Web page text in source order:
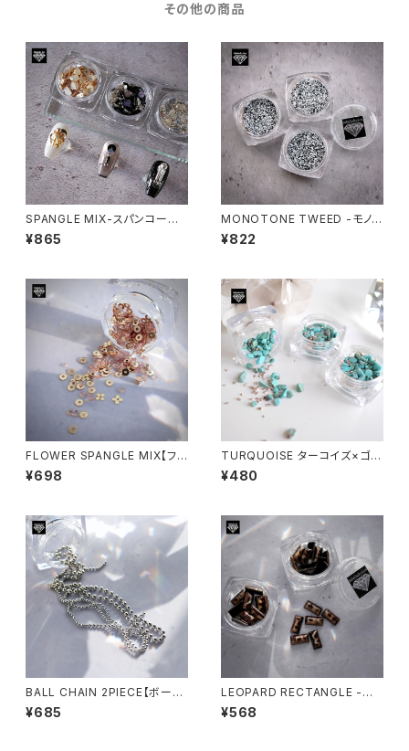
その他の商品
SPANGLE MIX-スパンコール
ミックス-
¥865
MONOTONE TWEED -モノト
ーンツィードパウダー-
¥822
FLOWER SPANGLE MIX【フラ
ワースパンコールミックス】
¥698
TURQUOISE ターコイズ×ゴー
ルドＭＩＸ
¥480
BALL CHAIN 2PIECE【ボール
チェーン2P】
¥685
LEOPARD RECTANGLE -レ
オパレクタングル-
¥568